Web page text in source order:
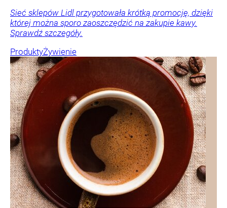
Sieć sklepów Lidl przygotowała krótką promocję, dzięki
której można sporo zaoszczędzić na zakupie kawy.
Sprawdź szczegóły.
ProduktyŻywienie